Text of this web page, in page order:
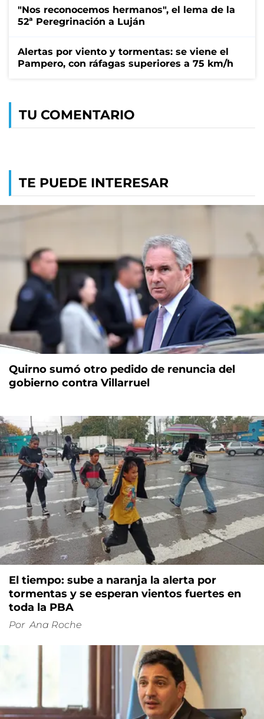
"Nos reconocemos hermanos", el lema de la
52ª Peregrinación a Luján
Alertas por viento y tormentas: se viene el
Pampero, con ráfagas superiores a 75 km/h
TU COMENTARIO
TE PUEDE INTERESAR
Quirno sumó otro pedido de renuncia del
gobierno contra Villarruel
El tiempo: sube a naranja la alerta por
tormentas y se esperan vientos fuertes en
toda la PBA
Por Ana Roche